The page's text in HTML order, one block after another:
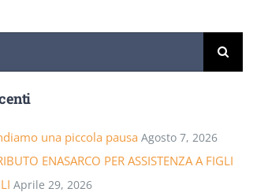
una piccola pausa Agosto 7, 2026
ENASARCO PER ASSISTENZA A FIGLI
Aprile 29, 2026